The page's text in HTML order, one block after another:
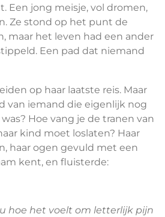
Een jong meisje, vol dromen,
Ze stond op het punt de
maar het leven had een ander
Een pad dat niemand
op haar laatste reis. Maar
van iemand die eigenlijk nog
Hoe vang je de tranen van
kind moet loslaten? Haar
haar ogen gevuld met een
kent, en fluisterde:
hoe het voelt om letterlijk pijn